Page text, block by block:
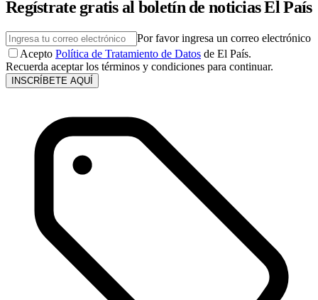
Regístrate gratis al boletín de noticias El País
Por favor ingresa un correo electrónico
Acepto Política de Tratamiento de Datos de El País.
Recuerda aceptar los términos y condiciones para continuar.
INSCRÍBETE AQUÍ